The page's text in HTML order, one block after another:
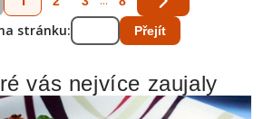
stránku: Přejít
vás nejvíce zaujaly